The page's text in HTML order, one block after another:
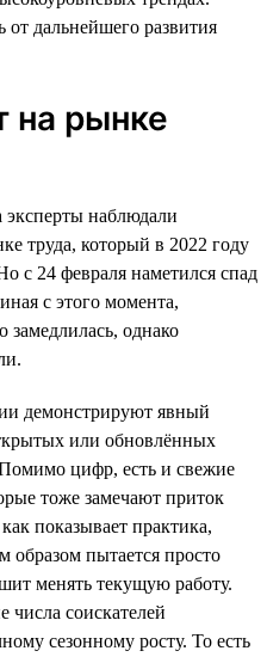
от дальнейшего развития
на рынке
эксперты наблюдали
труда, который в 2022 году
с 24 февраля наметился спад
с этого момента,
замедлилась, однако
демонстрируют явный
или обновлённых
цифр, есть и свежие
тоже замечают приток
показывает практика,
образом пытается просто
менять текущую работу.
числа соискателей
сезонному росту. То есть